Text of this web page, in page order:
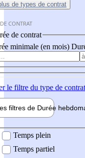
de types de contrat
CONTRAT
de contrat
minimale (en mois)
le filtre du type de contrat
filtres de Durée hebdo
Temps plein
Temps partiel